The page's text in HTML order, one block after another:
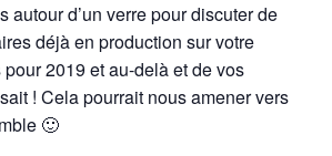
autour d’un verre pour discuter de
déjà en production sur votre
2019 et au-delà et de vos
! Cela pourrait nous amener vers
🙂